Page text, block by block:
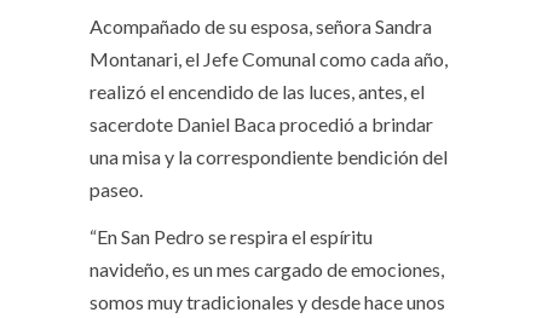
Acompañado de su esposa, señora Sandra
Montanari, el Jefe Comunal como cada año,
realizó el encendido de las luces, antes, el
sacerdote Daniel Baca procedió a brindar
una misa y la correspondiente bendición del
paseo.
“En San Pedro se respira el espíritu
navideño, es un mes cargado de emociones,
somos muy tradicionales y desde hace unos